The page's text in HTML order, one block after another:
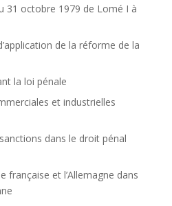
31 octobre 1979 de Lomé I à
de la réforme de la
la loi pénale
et industrielles
dans le droit pénal
française et l’Allemagne dans